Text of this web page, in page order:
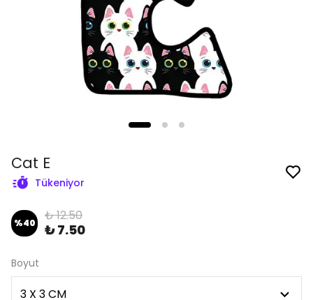
Cat E
Tükeniyor
%40 ₺ 12.50
₺ 7.50
Boyut